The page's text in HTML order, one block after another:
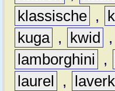
klassische ,
kuga , kwid ,
lamborghini
,
laurel
,